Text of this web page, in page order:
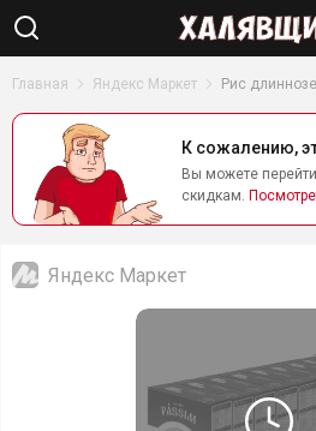
Главная Яндекс Маркет Рис
К сожалению,
Вы можете
скидкам.
Яндекс Маркет